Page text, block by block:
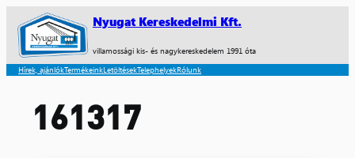
Nyugat Kereskedelmi Kft.
villamossági kis- és nagykereskedelem 1991 óta
Hírek, ajánlókTermékeinkLetöltésekTelephelyekRólunk
161317